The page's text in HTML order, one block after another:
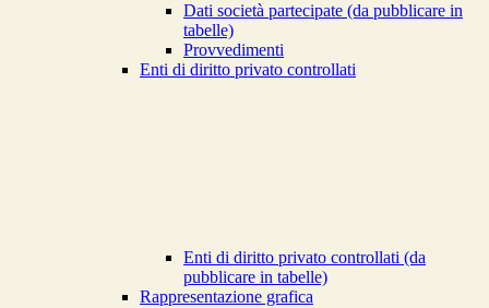
Dati società partecipate (da pubblicare in
tabelle)
Provvedimenti
Enti di diritto privato controllati
Enti di diritto privato controllati (da
pubblicare in tabelle)
Rappresentazione grafica